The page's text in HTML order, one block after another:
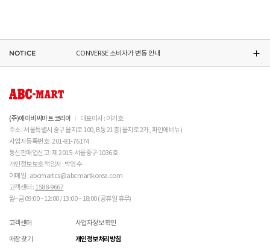
NOTICE CONVERSE 소비자가 변동 안내
(주)에이비씨마트 코리아
대표이사 : 이기호
주소 : 서울특별시 중구 을지로 100, B동 21층 (을지로 2가, 파인에비뉴)
사업자등록번호 : 201-81-76174
통신판매업신고 : 제 2015-서울중구-1036호
개인정보보호 책임자 : 박영수
이메일 : abcmartcs@abcmartkorea.com
고객센터 : 1588-9667
월~금 09:00 ~ 12:00 / 13:00 ~ 18:00 (공휴일 휴무)
고객센터
매장 찾기
사업자정보 확인
개인정보처리방침